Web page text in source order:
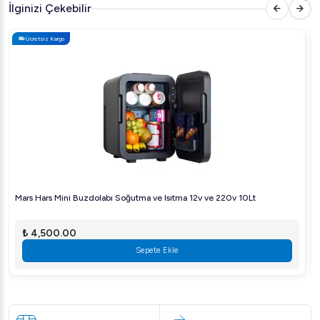
Brüt Ağırlık: 187 kg
Soğutucu Gaz: R134a-120g
Elektrik Gücü: 0,39 kW
Volt: 220-240 V
Maksimum Gürültü: 60
Ürün Menşei: Türkiye
Öztiryakiler TA 270 NMV Buzdolabı Fiyatı
teklifler için bizimle iletişime geçebilirsiniz.
İlginizi Çekebilir
Ücretsiz Kargo
Mars Hars Mini Buzdolabı Soğutma ve Isıtma 12v ve 220v 10Lt
₺ 4,500.00
Sepete Ekle